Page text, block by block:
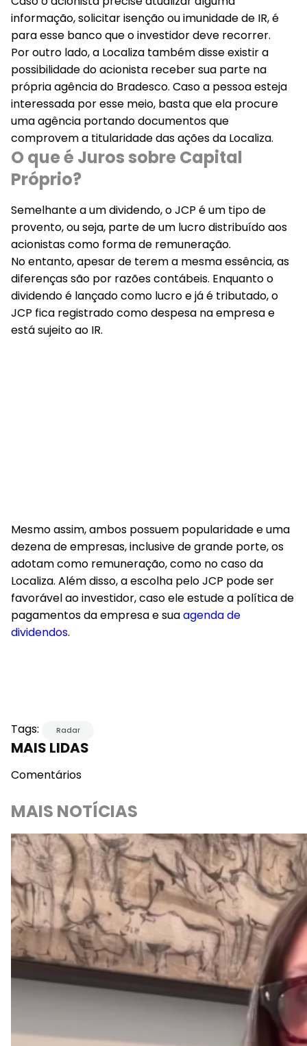
informação, solicitar isenção ou imunidade de IR, é
para esse banco que o investidor deve recorrer.
Por outro lado, a Localiza também disse existir a
possibilidade do acionista receber sua parte na
própria agência do Bradesco. Caso a pessoa esteja
interessada por esse meio, basta que ela procure
uma agência portando documentos que
comprovem a titularidade das ações da Localiza.
O que é Juros sobre Capital
Próprio?
Semelhante a um dividendo, o JCP é um tipo de
provento, ou seja, parte de um lucro distribuído aos
acionistas como forma de remuneração.
No entanto, apesar de terem a mesma essência, as
diferenças são por razões contábeis. Enquanto o
dividendo é lançado como lucro e já é tributado, o
JCP fica registrado como despesa na empresa e
está sujeito ao IR.
Mesmo assim, ambos possuem popularidade e uma
dezena de empresas, inclusive de grande porte, os
adotam como remuneração, como no caso da
Localiza. Além disso, a escolha pelo JCP pode ser
favorável ao investidor, caso ele estude a política de
pagamentos da empresa e suaagenda de
dividendos.
Tags: Radar
MAIS LIDAS
Comentários
MAIS NOTÍCIAS